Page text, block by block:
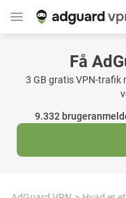
Få
3 GB gratis VPN-trafik
9.332